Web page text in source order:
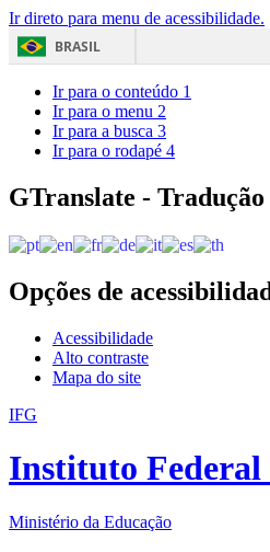
Ir direto para menu de acessibilidade.
BRASIL
Ir para o conteúdo 1
Ir para o menu 2
Ir para a busca 3
Ir para o rodapé 4
GTranslate - Tradução
Opções de
Acessibilidade
Alto contraste
Mapa do site
IFG
Instituto Federal
Ministério da Educação